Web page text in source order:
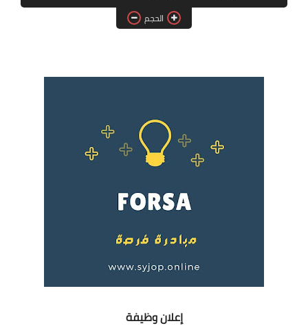
فرص عمل في اليمن الحجم
إعلان وظيفة